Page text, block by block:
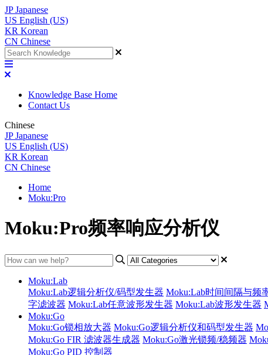
JP Japanese
US English (US)
KR Korean
CN Chinese
Knowledge Base Home
Contact Us
Chinese
JP Japanese
US English (US)
KR Korean
CN Chinese
Home
Moku:Pro
Moku:Pro频率响应分析仪
Moku:Lab
Moku:Lab逻辑分析仪/码型发生器 Moku:Lab时间间隔与频
字滤波器 Moku:Lab任意波形发生器 Moku:Lab波形发生器
Moku:Go
Moku:Go锁相放大器 Moku:Go逻辑分析仪和码型发生器
Moku:Go FIR 滤波器生成器 Moku:Go激光锁频/稳频器
Moku:Go PID 控制器